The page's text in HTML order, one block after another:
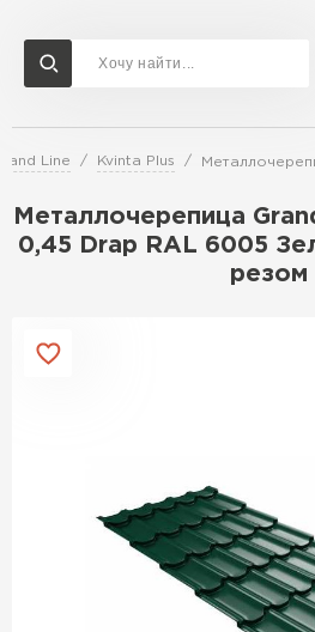
Line Kvinta Plus
Металлочерепица
0,45 Drap RAL 6005
резом
Доставка и оплата Акции О
Перейти в каталог